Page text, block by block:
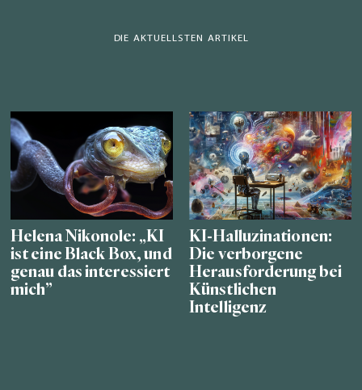
DIE AKTUELLSTEN ARTIKEL
Helena Nikonole: „KI
ist eine Black Box, und
genau das interessiert
mich”
KI-Halluzinationen:
Die verborgene
Herausforderung bei
Künstlichen
Intelligenz